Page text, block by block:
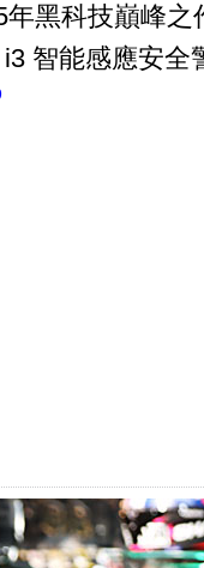
年黑科技巔峰
智能感應安全